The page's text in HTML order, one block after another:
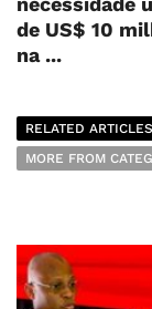
de US$ 10
na ...
RELATED ARTICLES
MORE FROM